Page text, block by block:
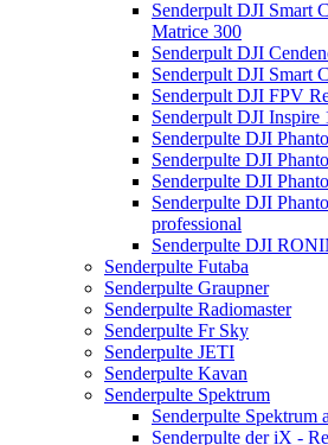
Senderpult DJI Smart
Matrice 300
Senderpult DJI
Senderpult DJI Smart
Senderpult DJI FPV
Senderpult DJI Inspire
Senderpulte DJI
Senderpulte DJI
Senderpulte DJI
Senderpulte DJI
professional
Senderpulte DJI
Senderpulte Futaba
Senderpulte Graupner
Senderpulte Radiomaster
Senderpulte Fr Sky
Senderpulte JETI
Senderpulte Kavan
Senderpulte Spektrum
Senderpulte Spektrum
Senderpulte der iX -